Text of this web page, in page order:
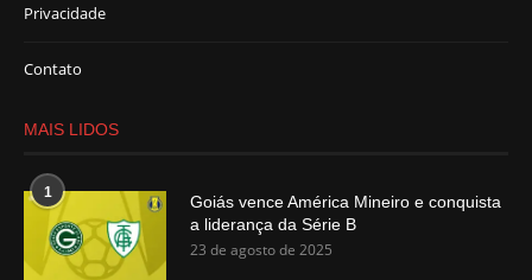
Privacidade
Contato
MAIS LIDOS
1
Goiás vence América Mineiro e conquista
a liderança da Série B
23 de agosto de 2025